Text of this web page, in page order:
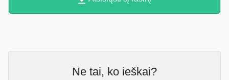
Ne tai, ko ieškai?